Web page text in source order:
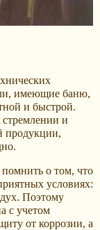
имеющие баню,
и быстрой.
и
продукции,
о том, что
условиях:
Поэтому
с учетом
от коррозии, а